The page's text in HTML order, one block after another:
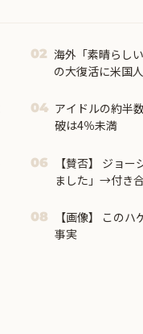
02 海外「素晴らし
の大復活に米国
04 アイドルの約半
破は4％未満
06
【賛否】 ジョ
ました」→付き
08
【画像】 この
事実